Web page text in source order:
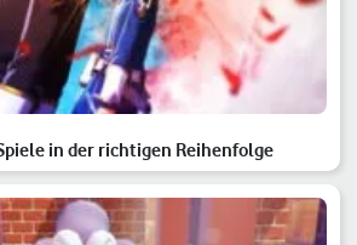
in der richtigen Reihenfolge